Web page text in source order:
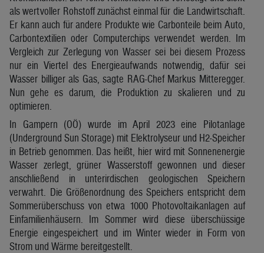
als wertvoller Rohstoff zunächst einmal für die Landwirtschaft.
Er kann auch für andere Produkte wie Carbonteile beim Auto,
Carbontextilien oder Computerchips verwendet werden. Im
Vergleich zur Zerlegung von Wasser sei bei diesem Prozess
nur ein Viertel des Energieaufwands notwendig, dafür sei
Wasser billiger als Gas, sagte RAG-Chef Markus Mitteregger.
Nun gehe es darum, die Produktion zu skalieren und zu
optimieren.
In Gampern (OÖ) wurde im April 2023 eine Pilotanlage
(Underground Sun Storage) mit Elektrolyseur und H2-Speicher
in Betrieb genommen. Das heißt, hier wird mit Sonnenenergie
Wasser zerlegt, grüner Wasserstoff gewonnen und dieser
anschließend in unterirdischen geologischen Speichern
verwahrt. Die Größenordnung des Speichers entspricht dem
Sommerüberschuss von etwa 1000 Photovoltaikanlagen auf
Einfamilienhäusern. Im Sommer wird diese überschüssige
Energie eingespeichert und im Winter wieder in Form von
Strom und Wärme bereitgestellt.